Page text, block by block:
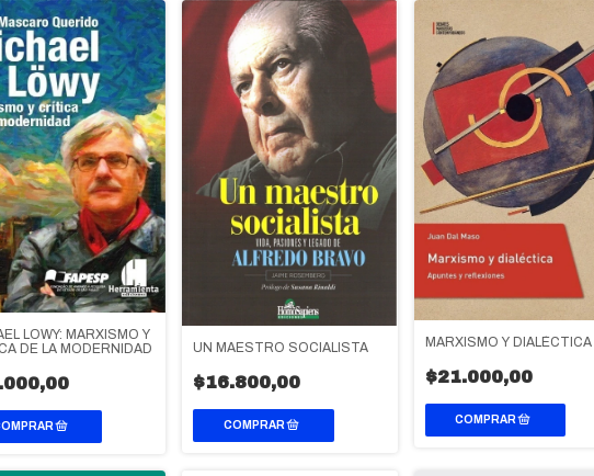
LOWY: MARXISMO Y
DE LA MODERNIDAD
UN MAESTRO SOCIALISTA
$16.800,00
MARXISMO Y DIALÉCTICA
$21.000,00